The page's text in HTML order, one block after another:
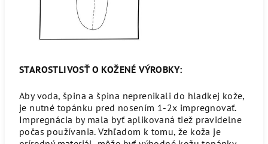
STAROSTLIVOSŤ O KOŽENÉ VÝROBKY:
Aby voda, špina a špina neprenikali do hladkej kože,
je nutné topánku pred nosením 1-2x impregnovať.
Impregnácia by mala byť aplikovaná tiež pravidelne
počas používania. Vzhľadom k tomu, že koža je